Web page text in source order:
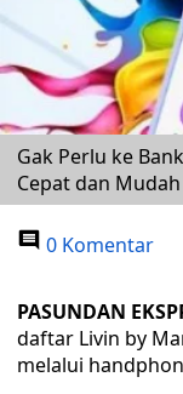
Gak Perlu ke
Cepat dan
0 Komentar
PASUNDAN
daftar Livin by
melalui